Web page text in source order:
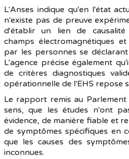
L'Anses indique qu'en l'état
n'existe pas de preuve
d'établir un lien de
champs électromagnétiques
par les personnes se
L'agence précise également
de critères diagnostiques
opérationnelle de l'EHS repose
Le rapport remis au
sens, que les études n'ont
évidence, de manière fiable et
de symptômes spécifiques en
que les causes des
inconnues.